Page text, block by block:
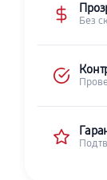
Без